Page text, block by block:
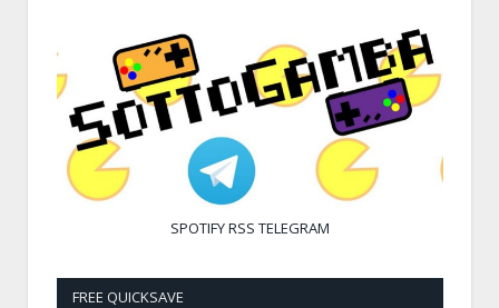
SPOTIFYRSS TELEGRAM
FREE QUICKSAVE